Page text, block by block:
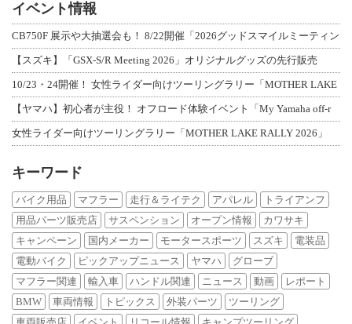
イベント情報
CB750F 展示や大抽選会も！ 8/22開催「2026グッドスマイルミーティン
【スズキ】「GSX-S/R Meeting 2026」オリジナルグッズの先行販売
10/23・24開催！ 女性ライダー向けツーリングラリー「MOTHER LAKE
【ヤマハ】初心者が主役！ オフロード体験イベント「My Yamaha off-r
女性ライダー向けツーリングラリー「MOTHER LAKE RALLY 2026」
キーワード
バイク用品 マフラー 走行＆ライテク アパレル
トライアンフ
用品パーツ販売店
サスペンション オープン情報
カワサキ
キャンペーン
国内メーカー モータースポーツ スズキ
電装品
電動バイク
ピックアップニュース ヤマハ
グローブ
マフラー関連
輸入車 ハンドル関連 ニュース 動画
レポート
BMW
車両情報 トピックス 外装パーツ
ツーリング